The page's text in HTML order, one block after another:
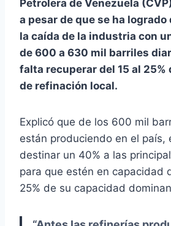
Petrolera de Venezuela
a pesar de que se ha
la caída de la industria con
de 600 a 630 mil barriles
falta recuperar del 15 al 25%
de refinación local.
Explicó que de los 600 mil
están produciendo en el país,
destinar un 40% a las
para que estén en capacidad
25% de su capacidad